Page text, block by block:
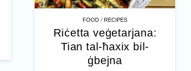
FOOD /RECIPES
Riċetta veġetarjana:
Tian tal-ħaxix bil-
ġbejna